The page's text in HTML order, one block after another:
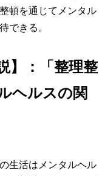
頓を通じてメンタル
できる。
】：「整理整
ヘルスの関
生活はメンタルヘル